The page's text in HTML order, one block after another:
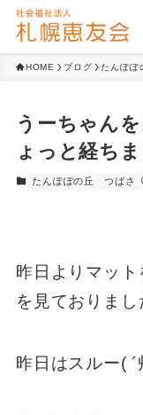
HOME ブログ たんぽぽ
うーちゃん
ょっと経ち
たんぽぽの丘 つばさ
昨日よりマッ
を見ておりまし
昨日はスルー( ´